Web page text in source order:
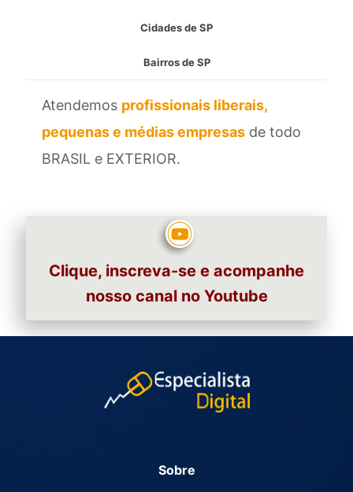
Cidades de SP
Bairros de SP
Atendemos profissionais liberais,
pequenas e médias empresas de todo
BRASIL e EXTERIOR.
Clique, inscreva-se e acompanhe
nosso canal no Youtube
Sobre